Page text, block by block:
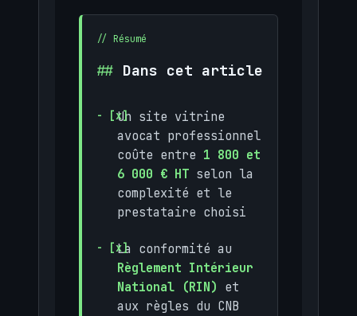
Dans cet article
Un site vitrine
avocat professionnel
coûte entre 1 800 et
6 000 € HT selon la
complexité et le
prestataire choisi
La conformité au
Règlement Intérieur
National (RIN) et
aux règles du CNB